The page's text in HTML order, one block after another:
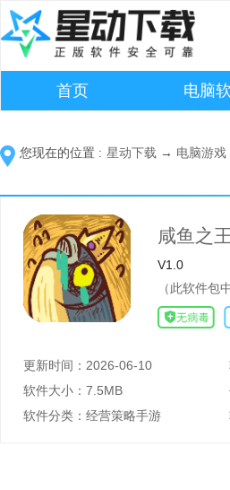
首页 电脑
您现在的位置 : 星动下载 → 电脑游戏
咸鱼之
V1.0
（此软件包
更新时间： 2026-06-10
软件大小： 7.5MB
软件分类： 经营策略手游